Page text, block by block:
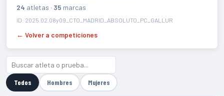
24 atletas · 35 marcas
ID: 2025.02.08y09_CTO_MADRID_ABSOLUTO_PC_GALLUR
← Volver a competiciones
Todos Hombres Mujeres